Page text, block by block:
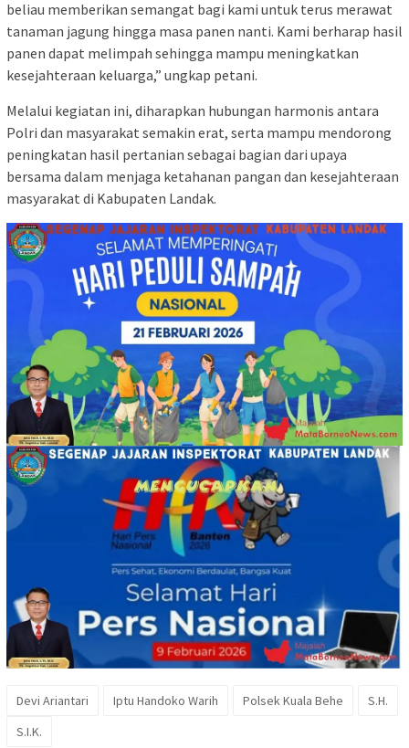
beliau memberikan semangat bagi kami untuk terus merawat
tanaman jagung hingga masa panen nanti. Kami berharap hasil
panen dapat melimpah sehingga mampu meningkatkan
kesejahteraan keluarga,” ungkap petani.
Melalui kegiatan ini, diharapkan hubungan harmonis antara
Polri dan masyarakat semakin erat, serta mampu mendorong
peningkatan hasil pertanian sebagai bagian dari upaya
bersama dalam menjaga ketahanan pangan dan kesejahteraan
masyarakat di Kabupaten Landak.
Devi Ariantari Iptu Handoko Warih Polsek Kuala Behe
S.H.
S.I.K.